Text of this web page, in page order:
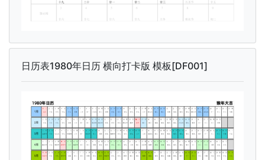
日历表1980年日历 横向打卡版 模板[DF001]